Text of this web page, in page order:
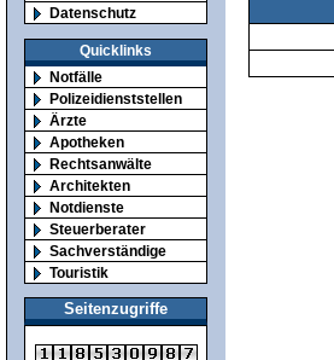
Datenschutz
Quicklinks
Notfälle
Polizeidienststellen
Ärzte
Apotheken
Rechtsanwälte
Architekten
Notdienste
Steuerberater
Sachverständige
Touristik
Seitenzugriffe